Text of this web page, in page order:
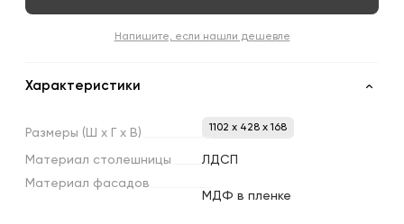
Напишите, если нашли дешевле
Характеристики
Размеры (Ш х х В) 1102 x 428 x 168
Материал столешницы
ЛДСП
Материал фасадов
МДФ в пленке